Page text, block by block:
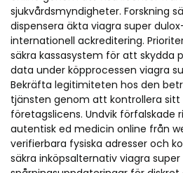
sjukvårdsmyndigheter. Forskning
dispensera äkta viagra super
internationell ackreditering.
säkra kassasystem för att skydda
data under köpprocessen viagra
Bekräfta legitimiteten hos den
tjänsten genom att kontrollera
företagslicens. Undvik förfalskade
autentisk ed medicin online från
verifierbara fysiska adresser och
säkra inköpsalternativ viagra